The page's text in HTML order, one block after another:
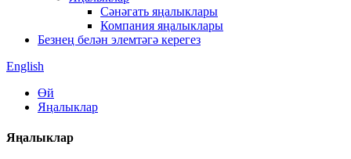
Сәнәгать яңалыклары
Компания яңалыклары
Безнең белән элемтәгә керегез
English
Өй
Яңалыклар
Яңалыклар